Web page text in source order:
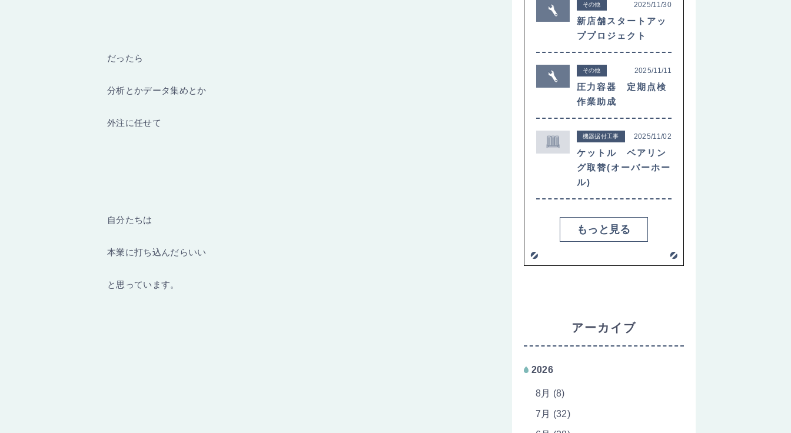
だったら
分析とかデータ集めとか
外注に任せて
自分たちは
本業に打ち込んだらいい
と思っています。
その他 2025/11/30
新店舗スタートアッ
ププロジェクト
その他 2025/11/11
圧力容器 定期点検
作業助成
機器据付工事 2025/11/02
ケットル ベアリン
グ取替(オーバーホー
ル)
もっと見る
アーカイブ
2026
8月 (8)
7月 (32)